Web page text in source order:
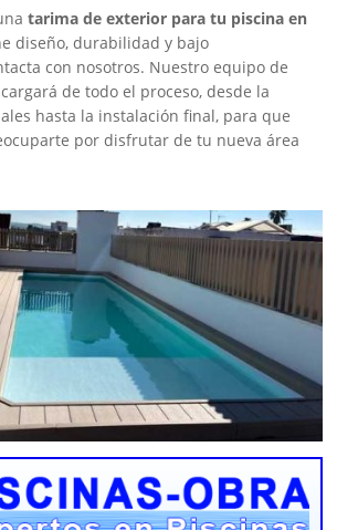
tarima de exterior para tu piscina en
diseño, durabilidad y bajo
con nosotros. Nuestro equipo de
de todo el proceso, desde la
hasta la instalación final, para que
por disfrutar de tu nueva área